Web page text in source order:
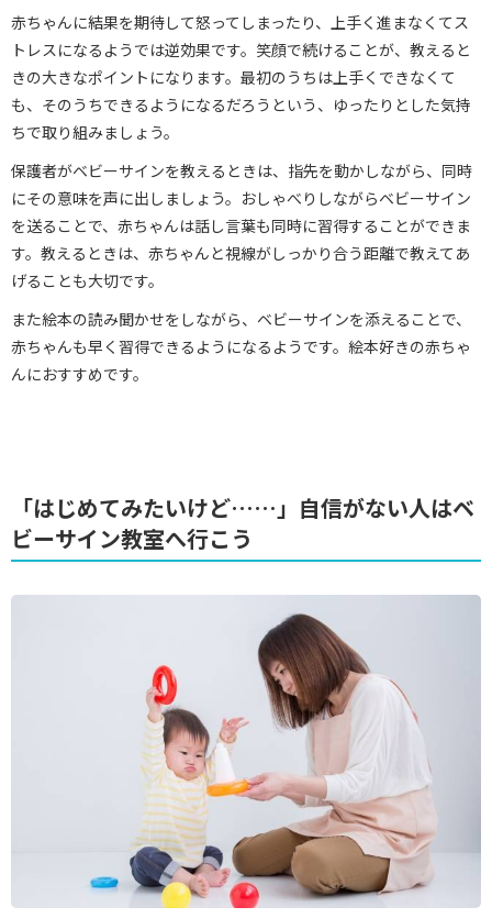
赤ちゃんに結果を期待して怒ってしまったり、上手く進まなくてス
トレスになるようでは逆効果です。笑顔で続けることが、教えると
きの大きなポイントになります。最初のうちは上手くできなくて
も、そのうちできるようになるだろうという、ゆったりとした気持
ちで取り組みましょう。
保護者がベビーサインを教えるときは、指先を動かしながら、同時
にその意味を声に出しましょう。おしゃべりしながらベビーサイン
を送ることで、赤ちゃんは話し言葉も同時に習得することができま
す。教えるときは、赤ちゃんと視線がしっかり合う距離で教えてあ
げることも大切です。
また絵本の読み聞かせをしながら、ベビーサインを添えることで、
赤ちゃんも早く習得できるようになるようです。絵本好きの赤ちゃ
んにおすすめです。
「はじめてみたいけど……」自信がない人はベ
ビーサイン教室へ行こう